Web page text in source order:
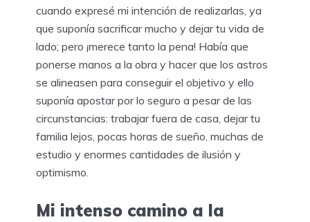
cuando expresé mi intención de realizarlas, ya
que suponía sacrificar mucho y dejar tu vida de
lado; pero ¡merece tanto la pena! Había que
ponerse manos a la obra y hacer que los astros
se alineasen para conseguir el objetivo y ello
suponía apostar por lo seguro a pesar de las
circunstancias: trabajar fuera de casa, dejar tu
familia lejos, pocas horas de sueño, muchas de
estudio y enormes cantidades de ilusión y
optimismo.
Mi intenso camino a la